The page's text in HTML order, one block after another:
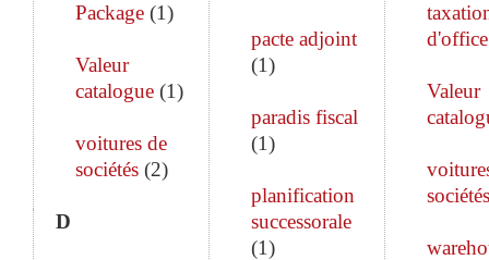
Package (1)
Valeur
catalogue (1)
voitures de
sociétés (2)
D
pacte adjoint
(1)
paradis fiscal
(1)
planification
successorale
(1)
d'office
Valeur
sociétés